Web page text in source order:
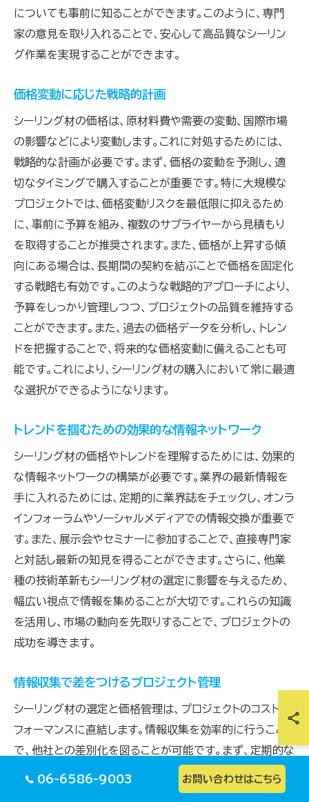
についても事前に知ることができます。このように、専門
家の意見を取り入れることで、安心して高品質なシーリン
グ作業を実現することができます。
価格変動に応じた戦略的計画
シーリング材の価格は、原材料費や需要の変動、国際市場
の影響などにより変動します。これに対処するためには、
戦略的な計画が必要です。まず、価格の変動を予測し、適
切なタイミングで購入することが重要です。特に大規模な
プロジェクトでは、価格変動リスクを最低限に抑えるため
に、事前に予算を組み、複数のサプライヤーから見積もり
を取得することが推奨されます。また、価格が上昇する傾
向にある場合は、長期間の契約を結ぶことで価格を固定化
する戦略も有効です。このような戦略的アプローチにより、
予算をしっかり管理しつつ、プロジェクトの品質を維持する
ことができます。また、過去の価格データを分析し、トレン
ドを把握することで、将来的な価格変動に備えることも可
能です。これにより、シーリング材の購入において常に最適
な選択ができるようになります。
トレンドを掴むための効果的な情報ネットワーク
シーリング材の価格やトレンドを理解するためには、効果的
な情報ネットワークの構築が必要です。業界の最新情報を
手に入れるためには、定期的に業界誌をチェックし、オンラ
インフォーラムやソーシャルメディアでの情報交換が重要で
す。また、展示会やセミナーに参加することで、直接専門家
と対話し最新の知見を得ることができます。さらに、他業
種の技術革新もシーリング材の選定に影響を与えるため、
幅広い視点で情報を集めることが大切です。これらの知識
を活用し、市場の動向を先取りすることで、プロジェクトの
成功を導きます。
情報収集で差をつけるプロジェクト管理
シーリング材の選定と価格管理は、プロジェクトのコストパ
フォーマンスに直結します。情報収集を効率的に行うこと
で、他社との差別化を図ることが可能です。まず、定期的な
価格調査を行い、市場動向を把握することが基本です。次
に、シーリング材メーカーの新製品情報や業界の技術革新
06-6586-9003 お問い合わせはこちら